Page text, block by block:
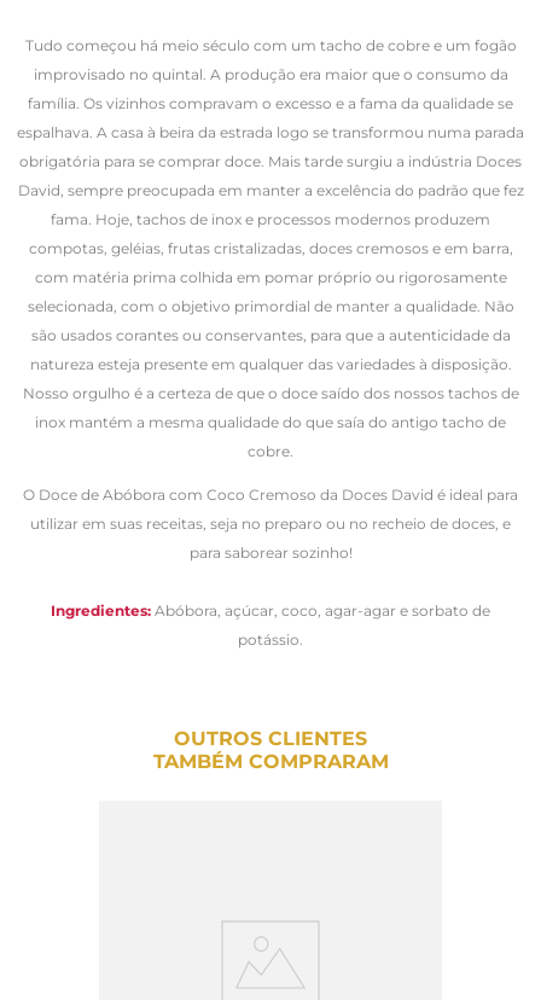
Tudo começou há meio século com um tacho de cobre e um fogão
improvisado no quintal. A produção era maior que o consumo da
família. Os vizinhos compravam o excesso e a fama da qualidade se
espalhava. A casa à beira da estrada logo se transformou numa parada
obrigatória para se comprar doce. Mais tarde surgiu a indústria Doces
David, sempre preocupada em manter a excelência do padrão que fez
fama. Hoje, tachos de inox e processos modernos produzem
compotas, geléias, frutas cristalizadas, doces cremosos e em barra,
com matéria prima colhida em pomar próprio ou rigorosamente
selecionada, com o objetivo primordial de manter a qualidade. Não
são usados corantes ou conservantes, para que a autenticidade da
natureza esteja presente em qualquer das variedades à disposição.
Nosso orgulho é a certeza de que o doce saído dos nossos tachos de
inox mantém a mesma qualidade do que saía do antigo tacho de
cobre.
O Doce de Abóbora com Coco Cremoso da Doces David é ideal para
utilizar em suas receitas, seja no preparo ou no recheio de doces, e
para saborear sozinho!
Ingredientes: Abóbora, açúcar, coco, agar-agar e sorbato de
potássio.
OUTROS CLIENTES
TAMBÉM COMPRARAM